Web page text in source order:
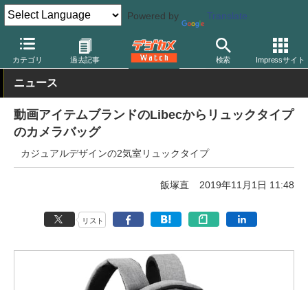
Powered by Translate
カテゴリ 過去記事 検索 Impressサイト
デジカメ Watch 撮影用品 カメラバッグ
ニュース
動画アイテムブランドのLibecからリュックタイプ
のカメラバッグ
カジュアルデザインの2気室リュックタイプ
飯塚直 2019年11月1日 11:48
リスト